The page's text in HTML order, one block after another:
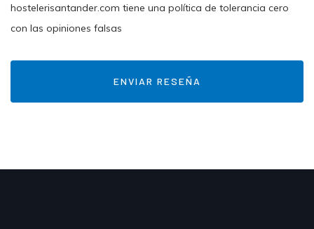
hostelerisantander.com tiene una política de tolerancia cero
con las opiniones falsas